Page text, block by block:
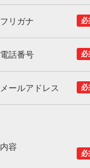
必
フリガナ
必
電話番号
必
メールアドレス
必
内容